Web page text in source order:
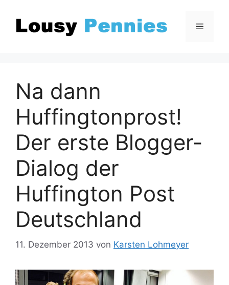
Inhalt
springen
Menü
Na dann
Huffingtonprost!
Der erste Blogger-
Dialog der
Huffington Post
Deutschland
11. Dezember 2013 von Karsten Lohmeyer